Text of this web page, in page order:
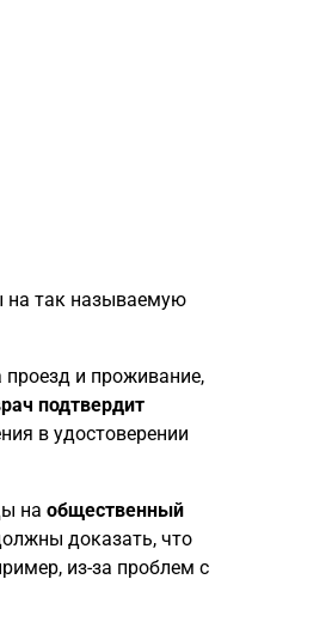
на так называемую
и проживание,
подтвердит
в удостоверении
на общественный
доказать, что
из-за проблем с